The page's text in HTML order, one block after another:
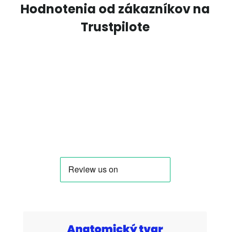
Hodnotenia od zákazníkov na
Trustpilote